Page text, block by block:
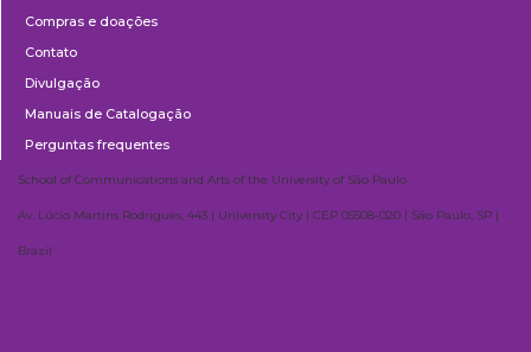
Compras e doações
Contato
Divulgação
Manuais de Catalogação
Perguntas frequentes
School of Communications and Arts of the University of São Paulo
Av. Lúcio Martins Rodrigues, 443 | University City | CEP 05508-020 | São Paulo, SP |
Brazil